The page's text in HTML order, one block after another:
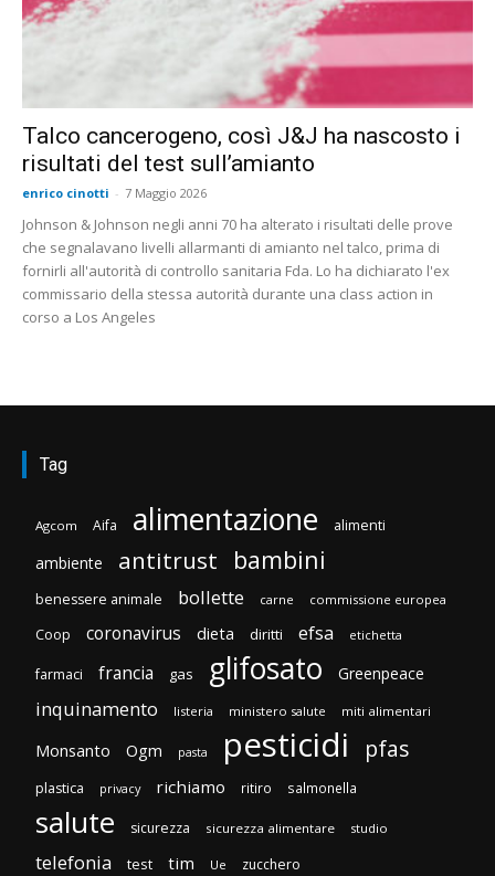
Talco cancerogeno, così J&J ha nascosto i
risultati del test sull’amianto
enrico cinotti - 7 Maggio 2026
Johnson & Johnson negli anni 70 ha alterato i risultati delle prove
che segnalavano livelli allarmanti di amianto nel talco, prima di
fornirli all'autorità di controllo sanitaria Fda. Lo ha dichiarato l'ex
commissario della stessa autorità durante una class action in
corso a Los Angeles
Tag
Agcom Aifa alimentazione alimenti
ambiente antitrust bambini
benessere animale bollette carne commissione europea
Coop coronavirus dieta diritti efsa etichetta
farmaci francia gas glifosato Greenpeace
inquinamento listeria ministero salute miti alimentari
Monsanto Ogm pasta pesticidi pfas
plastica privacy richiamo ritiro salmonella
salute sicurezza sicurezza alimentare studio
telefonia test tim Ue zucchero